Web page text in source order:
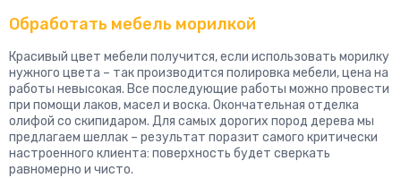
Обработать мебель морилкой
Красивый цвет мебели получится, если использовать морилку
нужного цвета – так производится полировка мебели, цена на
работы невысокая. Все последующие работы можно провести
при помощи лаков, масел и воска. Окончательная отделка
олифой со скипидаром. Для самых дорогих пород дерева мы
предлагаем шеллак – результат поразит самого критически
настроенного клиента: поверхность будет сверкать
равномерно и чисто.